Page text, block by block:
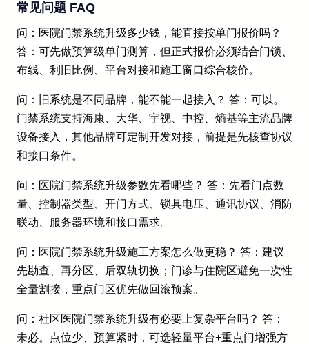
常见问题 FAQ
问：医院门禁系统升级多少钱，能直接按单门报价吗？
答：可先做预算级单门测算，但正式报价必须结合门锁、
布线、利旧比例、平台对接和施工窗口综合核价。
问：旧系统是不同品牌，能不能一起接入？ 答：可以。
门禁系统支持海康、大华、宇视、中控、熵基等主流品牌
设备接入，其他品牌可定制开发对接，前提是先核查协议
和接口条件。
问：医院门禁系统升级参数先看哪些？ 答：先看门点数
量、控制器类型、开门方式、锁具电压、通讯协议、消防
联动、服务器环境和接口需求。
问：医院门禁系统升级施工方案怎么做更稳？ 答：建议
先勘查、再分区、后双轨切换；门诊与住院区避免一次性
全量割接，重点门区优先做回滚预案。
问：社区医院门禁系统升级有必要上复杂平台吗？ 答：
未必。点位少、预算紧时，可选轻量平台+重点门增强方